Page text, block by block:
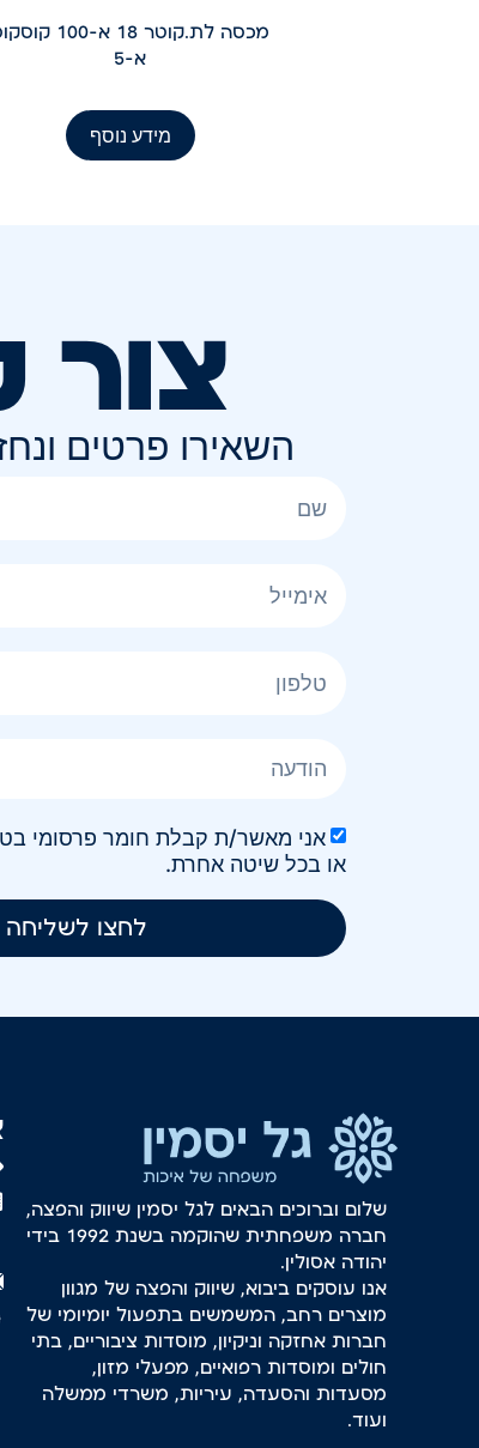
מכסה לת.קוטר 18 א-100
א-5
מידע נוסף
צור
השאירו פרטים
או בכל שיטה אחרת.
לחצו לשליחה
שלום וברוכים הבאים לגל יסמין שיווק והפצה,
חברה משפחתית שהוקמה בשנת 1992 בידי
יהודה אסולין.
אנו עוסקים ביבוא, שיווק והפצה של מגוון
מוצרים רחב, המשמשים בתפעול יומיומי של
חברות אחזקה וניקיון, מוסדות ציבוריים, בתי
חולים ומוסדות רפואיים, מפעלי מזון,
מסעדות והסעדה, עיריות, משרדי ממשלה
ועוד.